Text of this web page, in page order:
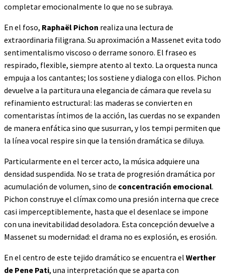
completar emocionalmente lo que no se subraya.
En el foso, Raphaël Pichon realiza una lectura de
extraordinaria filigrana. Su aproximación a Massenet evita todo
sentimentalismo viscoso o derrame sonoro. El fraseo es
respirado, flexible, siempre atento al texto. La orquesta nunca
empuja a los cantantes; los sostiene y dialoga con ellos. Pichon
devuelve a la partitura una elegancia de cámara que revela su
refinamiento estructural: las maderas se convierten en
comentaristas íntimos de la acción, las cuerdas no se expanden
de manera enfática sino que susurran, y los tempi permiten que
la línea vocal respire sin que la tensión dramática se diluya.
Particularmente en el tercer acto, la música adquiere una
densidad suspendida. No se trata de progresión dramática por
acumulación de volumen, sino de concentración emocional.
Pichon construye el clímax como una presión interna que crece
casi imperceptiblemente, hasta que el desenlace se impone
con una inevitabilidad desoladora. Esta concepción devuelve a
Massenet su modernidad: el drama no es explosión, es erosión.
En el centro de este tejido dramático se encuentra el Werther
de Pene Pati, una interpretación que se aparta con